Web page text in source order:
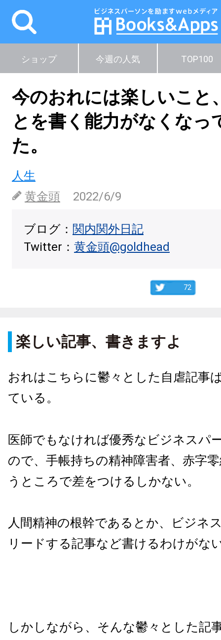
ショップ 今週の人気 TOP100
今のおれには楽しいこと
とを書く能力がなくなっ
た。
人生
黄金頭
2022/6/9
ブログ： 関内関外日記
Twitter： 黄金頭@goldhead
72
楽しい記事、書きますよ
おれはこちらに鬱々とした自虐記事
ている。
医師でもなければ優秀なビジネスパ
ので、手帳持ちの精神障害者、赤字
うところで差をつけるしかない。
人間精神の根幹であるとか、ビジネ
リードする記事など書けるわけがな
しかしながら、そんな鬱々とした記